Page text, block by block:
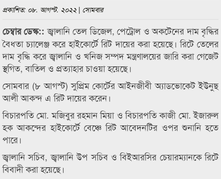
প্রকাশিত: ০৮. আগস্ট. ২০২২ | সোমবার
চেম্বার ডেস্ক::জ্বালানি তেল ডিজেল, পেট্রোল ও অকটেনের দাম বৃদ্ধির
বৈধতা চ্যালেঞ্জ করে হাইকোর্টে রিট দায়ের করা হয়েছে। রিটে তেলের
দাম বৃদ্ধি করে জ্বালানি ও খনিজ সম্পদ মন্ত্রণালয়ের জারি করা গেজেট
স্থগিত, বাতিল ও প্রত্যাহার চাওয়া হয়েছে।
সোমবার (৮ আগস্ট) সুপ্রিম কোর্টের আইনজীবী অ্যাডভোকেট ইউনুছ
আলী আকন্দ এ রিট দায়ের করেন।
বিচারপতি মো. মজিবুর রহমান মিয়া ও বিচারপতি কাজী মো. ইজারুল
হক আকন্দের হাইকোর্টে বেঞ্চে রিট আবেদনটির ওপর শুনানি হতে
পারে।
জ্বালানি সচিব, জ্বালানি উপ সচিব ও বিইআরসির চেয়ারম্যানকে রিটে
বিবাদী করা হয়েছে।